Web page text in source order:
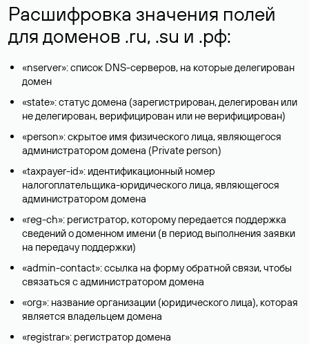
Расшифровка значения полей
для доменов .ru, .su и .рф:
«nserver»: список DNS-серверов, на которые делегирован
домен
«state»: статус домена (зарегистрирован, делегирован или
не делегирован, верифицирован или не верифицирован)
«person»: скрытое имя физического лица, являющегося
администратором домена (Privatе person)
«taxpayer-id»: идентификационный номер
налогоплательщика-юридического лица, являющегося
администратором домена
«reg-ch»: регистратор, которому передается поддержка
сведений о доменном имени (в период выполнения заявки
на передачу поддержки)
«admin-contact»: ссылка на форму обратной связи, чтобы
связаться с администратором домена
«org»: название организации (юридического лица), которая
является владельцем домена
«registrar»: регистратор домена